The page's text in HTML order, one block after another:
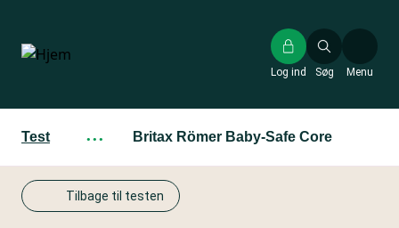
hovedindhold
Søg
Log ind Menu
Test ··· Britax Römer Baby-Safe Core
Tilbage til testen